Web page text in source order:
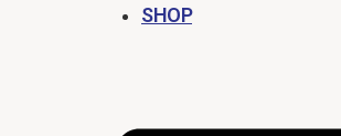
SHOP